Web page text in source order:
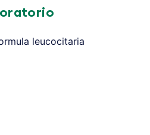
leucocitaria